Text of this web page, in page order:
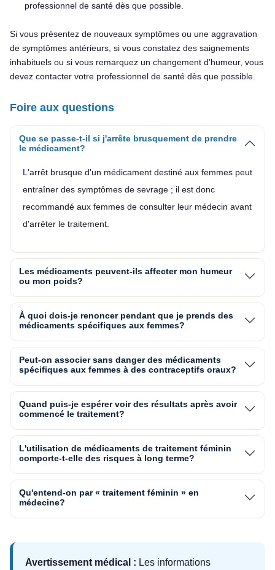
professionnel de santé dès que possible.
Si vous présentez de nouveaux symptômes ou une aggravation
de symptômes antérieurs, si vous constatez des saignements
inhabituels ou si vous remarquez un changement d’humeur, vous
devez contacter votre professionnel de santé dès que possible.
Foire aux questions
Que se passe-t-il si j'arrête brusquement de prendre
le médicament?
L'arrêt brusque d'un médicament destiné aux femmes peut
entraîner des symptômes de sevrage ; il est donc
recommandé aux femmes de consulter leur médecin avant
d'arrêter le traitement.
Les médicaments peuvent-ils affecter mon humeur
ou mon poids?
À quoi dois-je renoncer pendant que je prends des
médicaments spécifiques aux femmes?
Peut-on associer sans danger des médicaments
spécifiques aux femmes à des contraceptifs oraux?
Quand puis-je espérer voir des résultats après avoir
commencé le traitement?
L'utilisation de médicaments de traitement féminin
comporte-t-elle des risques à long terme?
Qu'entend-on par « traitement féminin » en
médecine?
Avertissement médical : Les informations